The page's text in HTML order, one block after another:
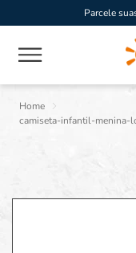
Parcele
camiseta-infantil-menina-